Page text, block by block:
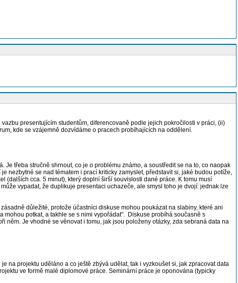
presentujícím studentům, diferencovaně podle jejich pokročilosti v práci, (ii)
kde se vzájemně dozvídáme o pracech probíhajících na oddělení.
třeba stručně shrnout, co je o problému známo, a soustředit se na to, co naopak
nezbytné se nad tématem i prací kriticky zamyslet, představit si, jaké budou potíže,
(dalších cca. 5 minut), který doplní širší souvislosti dané práce. K tomu musí
vypadat, že duplikuje presentaci uchazeče, ale smysl toho je dvojí: jednak lze
důležité, protože účastníci diskuse mohou poukázat na slabiny, které ani
potkat, a takhle se s nimi vypořádat". Diskuse probíhá současně s
Je vhodné se věnovat i tomu, jak jsou položeny otázky, zda sebraná data na
na projektu uděláno a co ještě zbývá udělat, tak i vyzkoušet si, jak zpracovat data
ve formě malé diplomové práce. Seminární práce je oponována (typicky